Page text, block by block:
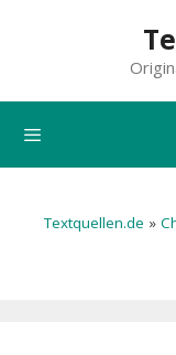
Textquellen.de »